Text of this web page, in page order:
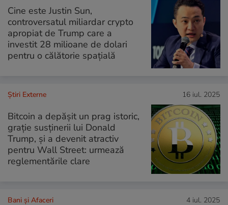
Cine este Justin Sun,
controversatul miliardar crypto
apropiat de Trump care a
investit 28 milioane de dolari
pentru o călătorie spațială
Știri Externe 16 iul. 2025
Bitcoin a depășit un prag istoric,
grație susținerii lui Donald
Trump, și a devenit atractiv
pentru Wall Street: urmează
reglementările clare
Bani și Afaceri 4 iul. 2025